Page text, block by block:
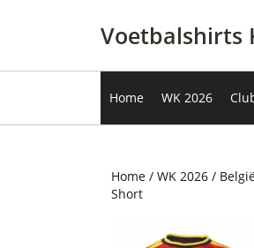
inhoud
Voetbalshirts
Home WK 2026
Home / WK 2026 /
Short